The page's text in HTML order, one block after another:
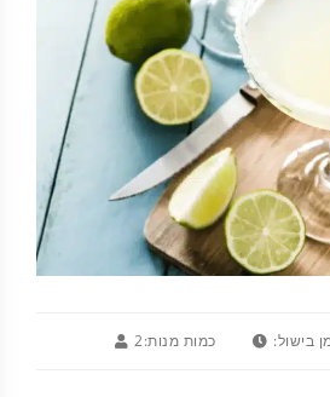
בישול: כמות מנות:2